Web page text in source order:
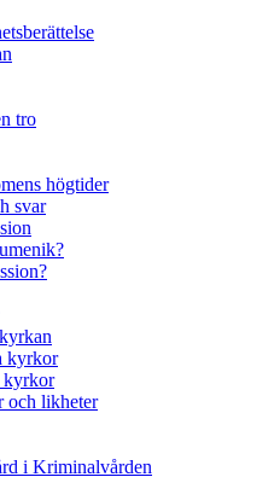
tro
högtider
svar
kyrkor
kyrkor
och likheter
i Kriminalvården